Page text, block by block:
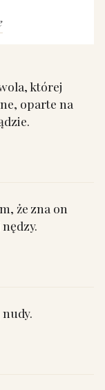
której
oparte na
że zna on